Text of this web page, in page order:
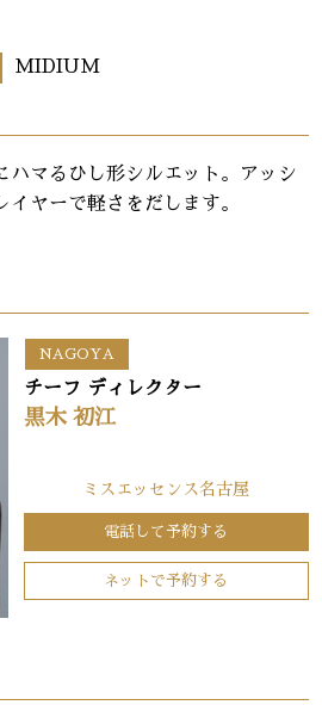
MIDIUM
ハマるひし形シルエット。アッシ
ヤーで軽さをだします。
NAGOYA
チーフ ディレクター
黒木 初江
ミスエッセンス名古屋
電話して予約する
ネットで予約する